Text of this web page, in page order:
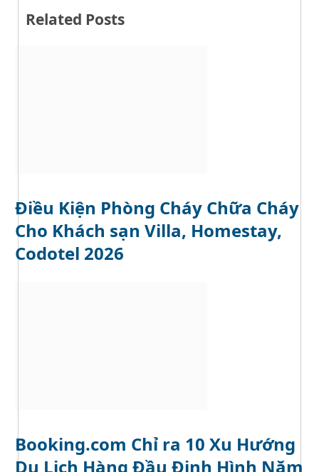
t
Related Posts
Điều Kiện Phòng Cháy Chữa Cháy
Cho Khách sạn Villa, Homestay,
Codotel 2026
Booking.com Chỉ ra 10 Xu Hướng
Du Lịch Hàng Đầu Định Hình Năm